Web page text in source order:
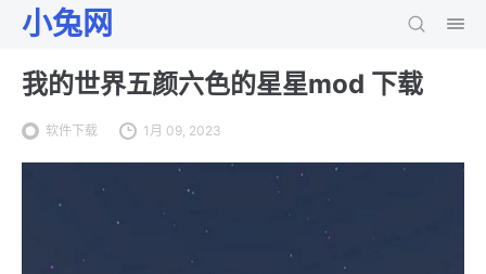
小兔网
我的世界五颜六色的星星mod 下载
软件下载 1月 09, 2023